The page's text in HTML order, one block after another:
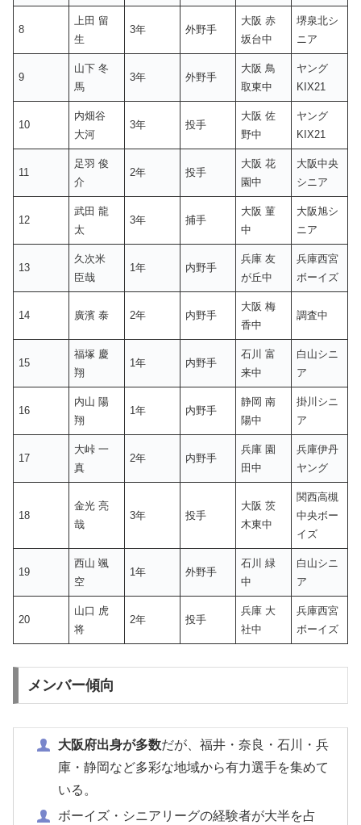
8
上田 留
生
3年 外野手
大阪 赤
坂台中
堺泉北シ
ニア
9
山下 冬
馬
3年 外野手
大阪 鳥
取東中
ヤング
KIX21
10
内畑谷
大河
3年 投手
大阪 佐
野中
ヤング
KIX21
11
足羽 俊
介
2年 投手
大阪 花
園中
大阪中央
シニア
12
武田 龍
太
3年 捕手
大阪 菫
中
大阪旭シ
ニア
13
久次米
臣哉
1年 内野手
兵庫 友
が丘中
兵庫西宮
ボーイズ
14 廣濱 泰 2年 内野手
大阪 梅
香中
調査中
15
福塚 慶
翔
1年 内野手
石川 富
来中
白山シニ
ア
16
内山 陽
翔
1年 内野手
静岡 南
陽中
掛川シニ
ア
17
大峠 一
真
2年 内野手
兵庫 園
田中
兵庫伊丹
ヤング
18
金光 亮
哉
3年 投手
大阪 茨
木東中
関西高槻
中央ボー
イズ
19
西山 颯
空
1年 外野手
石川 緑
中
白山シニ
ア
20
山口 虎
将
2年 投手
兵庫 大
社中
兵庫西宮
ボーイズ
メンバー傾向
大阪府出身が多数だが、福井・奈良・石川・兵
庫・静岡など多彩な地域から有力選手を集めて
いる。
ボーイズ・シニアリーグの経験者が大半を占